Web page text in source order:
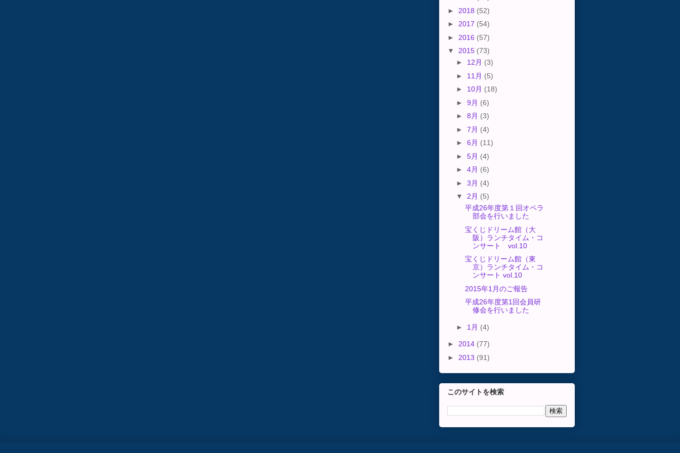
► 2018 (52)
► 2017 (54)
► 2016 (57)
▼ 2015 (73)
► 12月 (3)
► 11月 (5)
► 10月 (18)
► 9月 (6)
► 8月 (3)
► 7月 (4)
► 6月 (11)
► 5月 (4)
► 4月 (6)
► 3月 (4)
▼ 2月 (5)
平成26年度第１回オペラ
部会を行いました
宝くじドリーム館（大
阪）ランチタイム・コ
ンサート vol.10
宝くじドリーム館（東
京）ランチタイム・コ
ンサート vol.10
2015年1月のご報告
平成26年度第1回会員研
修会を行いました
► 1月 (4)
► 2014 (77)
► 2013 (91)
このサイトを検索